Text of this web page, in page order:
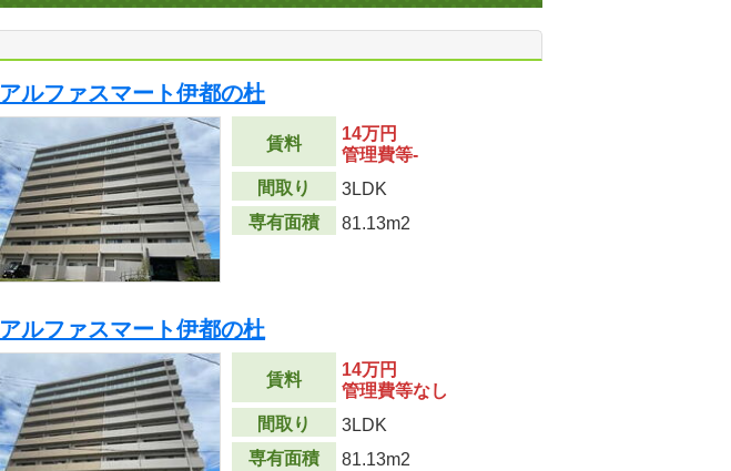
アルファスマート伊都の杜
賃料
14万円
管理費等-
間取り
3LDK
専有面積
81.13m2
アルファスマート伊都の杜
賃料
14万円
管理費等なし
間取り
3LDK
専有面積
81.13m2